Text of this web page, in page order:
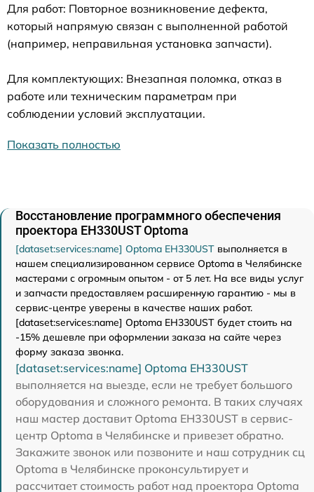
Для работ: Повторное возникновение дефекта,
который напрямую связан с выполненной работой
(например, неправильная установка запчасти).
Для комплектующих: Внезапная поломка, отказ в
работе или техническим параметрам при
соблюдении условий эксплуатации.
Показать полностью
Восстановление программного обеспечения
проектора EH330UST Optoma
[dataset:services:name] Optoma EH330UST выполняется в
нашем специализированном сервисе Optoma в Челябинске
мастерами с огромным опытом - от 5 лет. На все виды услуг
и запчасти предоставляем расширенную гарантию - мы в
сервис-центре уверены в качестве наших работ.
[dataset:services:name] Optoma EH330UST будет стоить на
-15% дешевле при оформлении заказа на сайте через
форму заказа звонка.
[dataset:services:name] Optoma EH330UST
выполняется на выезде, если не требует большого
оборудования и сложного ремонта. В таких случаях
наш мастер доставит Optoma EH330UST в сервис-
центр Optoma в Челябинске и привезет обратно.
Закажите звонок или позвоните и наш сотрудник сц
Optoma в Челябинске проконсультирует и
рассчитает стоимость работ над проектора Optoma